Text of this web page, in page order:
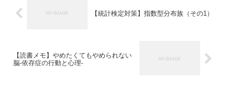
【統計検定対策】指数型分布族（その1）
【読書メモ】やめたくてもやめられない
脳-依存症の行動と心理-